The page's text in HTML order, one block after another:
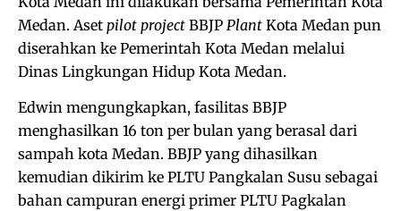
Medan. Aset pilot project BBJP Plant Kota Medan pun
diserahkan ke Pemerintah Kota Medan melalui
Dinas Lingkungan Hidup Kota Medan.
Edwin mengungkapkan, fasilitas BBJP
menghasilkan 16 ton per bulan yang berasal dari
sampah kota Medan. BBJP yang dihasilkan
kemudian dikirim ke PLTU Pangkalan Susu sebagai
bahan campuran energi primer PLTU Pagkalan